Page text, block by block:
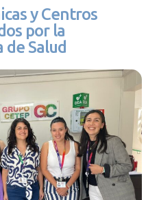
y Centros
por la
Salud